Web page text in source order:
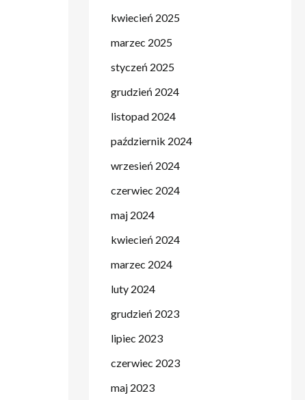
kwiecień 2025
marzec 2025
styczeń 2025
grudzień 2024
listopad 2024
październik 2024
wrzesień 2024
czerwiec 2024
maj 2024
kwiecień 2024
marzec 2024
luty 2024
grudzień 2023
lipiec 2023
czerwiec 2023
maj 2023